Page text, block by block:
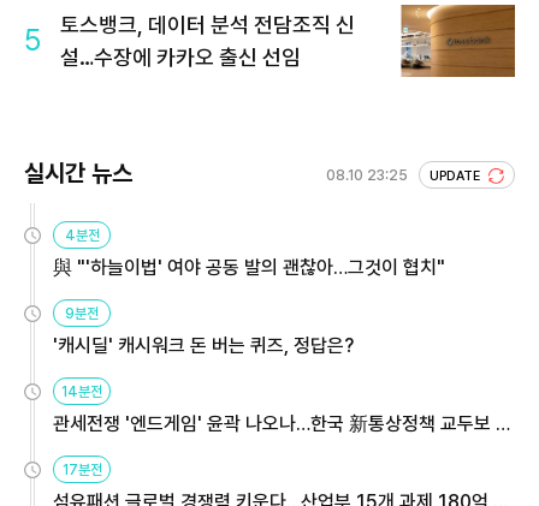
5
토스뱅크, 데이터 분석 전담조직 신
설…수장에 카카오 출신 선임
실시간 뉴스 08.10 23:25 UPDATE
4분전
與 "'하늘이법' 여야 공동 발의 괜찮아…그것이 협치"
9분전
'캐시딜' 캐시워크 돈 버는 퀴즈, 정답은?
14분전
관세전쟁 '엔드게임' 윤곽 나오나…한국 新통상정책 교두보 활
17분전